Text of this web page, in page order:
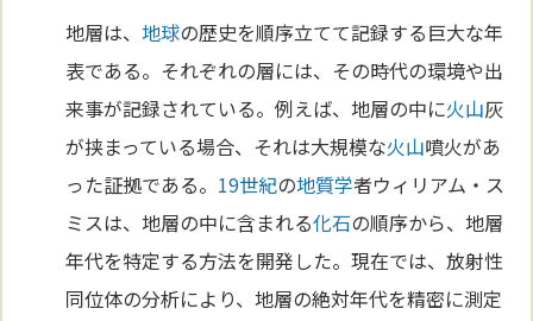
地層は、地球の歴史を順序立てて記録する巨大な年
表である。それぞれの層には、その時代の環境や出
来事が記録されている。例えば、地層の中に火山灰
が挟まっている場合、それは大規模な火山噴火があ
った証拠である。 19世紀の地質学者ウィリアム・ス
ミスは、地層の中に含まれる化石の順序から、地層
年代を特定する方法を開発した。現在では、放射性
同位体の分析により、地層の絶対年代を精密に測定